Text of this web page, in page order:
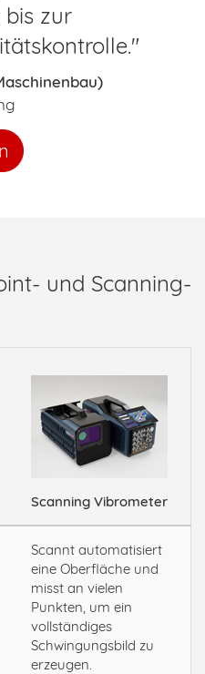
zur
und Scanning-
Scanning Vibrometer
Scannt automatisiert
eine Oberfläche und
misst an vielen
Punkten, um ein
vollständiges
Schwingungsbild zu
erzeugen.